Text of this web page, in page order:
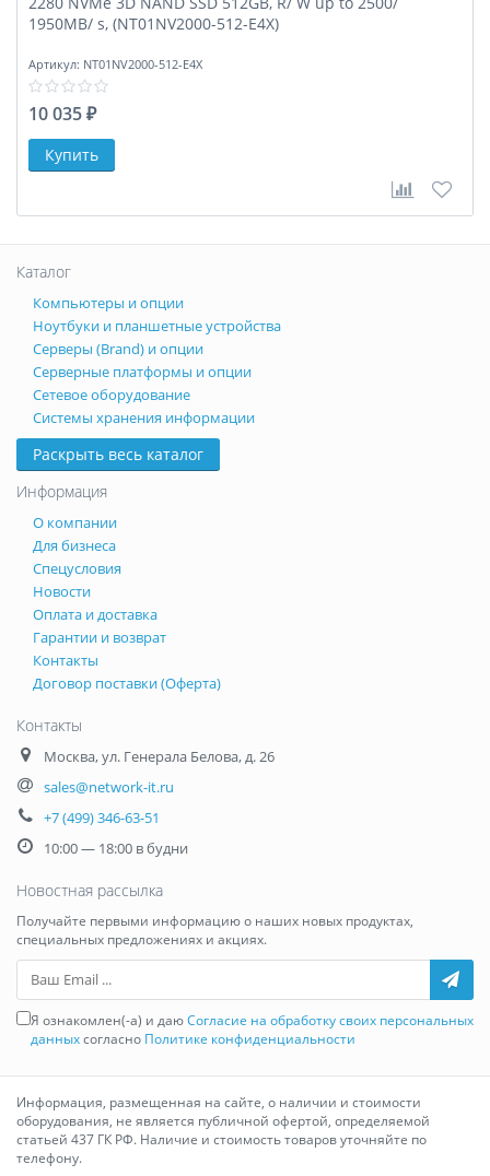
1950MB/ s, (NT01NV2000-512-E4X)
Артикул: NT01NV2000-512-E4X
10 035 ₽
В В
Каталог
Компьютеры и опции
Ноутбуки и планшетные устройства
Серверы (Brand) и опции
Серверные платформы и опции
Сетевое оборудование
Системы хранения информации
Раскрыть весь каталог
Информация
О компании
Для бизнеса
Спецусловия
Новости
Оплата и доставка
Гарантии и возврат
Контакты
Договор поставки (Оферта)
Контакты
Москва,ул. Генерала Белова, д. 26
sales@network-it.ru
+7 (499) 346-63-51
10:00 — 18:00 в будни
Новостная рассылка
Получайте первыми информацию о наших новых продуктах,
специальных предложениях и акциях.
Я ознакомлен(-а) и даюСогласие на обработку своих персональных
данныхсогласно Политике конфиденциальности
Информация, размещенная на сайте, о наличии и стоимости
оборудования, не является публичной офертой, определяемой
статьей 437 ГК РФ. Наличие и стоимость товаров уточняйте по
телефону.